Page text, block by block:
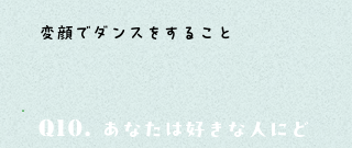
変顔でダンスをすること
Q10. あなたは好きな人にどう